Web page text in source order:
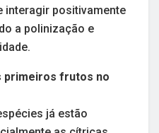
interagir positivamente
a polinização e
primeiros frutos no
já estão